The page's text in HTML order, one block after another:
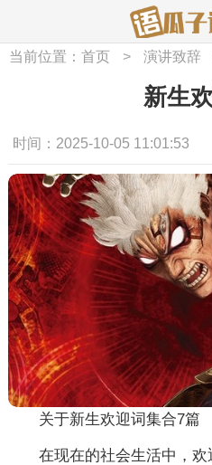
当前位置： 首页 > 演讲致辞
新生
时间：2025-10-05 11:01:53
关于新生欢迎词集合7篇
在现在的社会生活中，